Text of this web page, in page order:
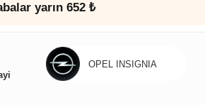
yarın 652 ₺
OPEL INSIGNIA